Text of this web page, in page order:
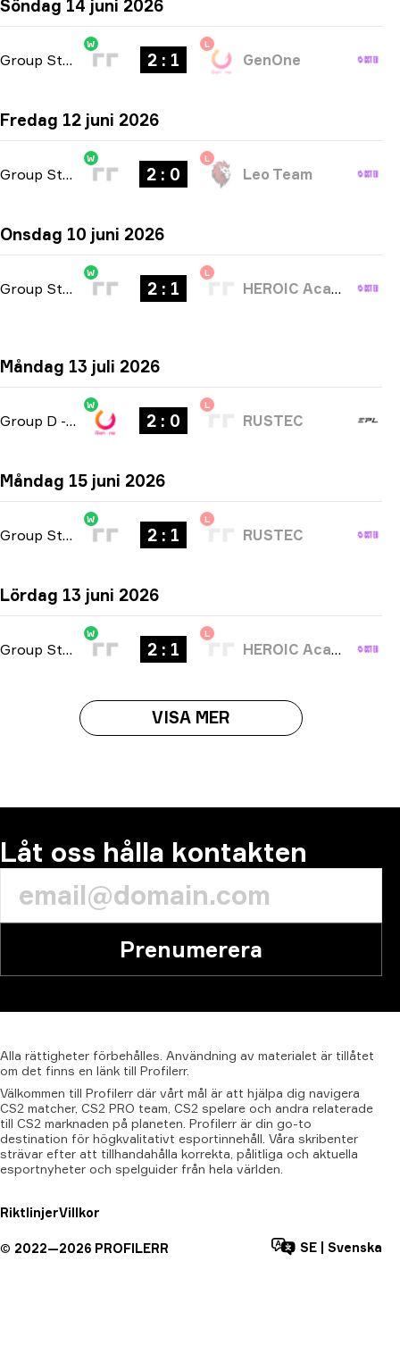
Söndag 14 juni 2026
Group Stage -bo3
W
2 : 1
L
GenOne
Fredag 12 juni 2026
Group Stage -bo3
W
2 : 0
L
Leo Team
Onsdag 10 juni 2026
Group Stage -bo3
W
2 : 1
L
HEROIC Academy
Måndag 13 juli 2026
Group D - bo3
W
2 : 0
L
RUSTEC
Måndag 15 juni 2026
Group Stage -bo3
W
2 : 1
L
RUSTEC
Lördag 13 juni 2026
Group Stage -bo3
W
2 : 1
L
HEROIC Academy
VISA MER
Låt oss hålla kontakten
Prenumerera
Alla rättigheter förbehålles. Användning av materialet är tillåtet
om det finns en länk till Profilerr.
Välkommen till Profilerr där vårt mål är att hjälpa dig navigera
CS2 matcher, CS2 PRO team, CS2 spelare och andra relaterade
till CS2 marknaden på planeten. Profilerr är din go-to
destination för högkvalitativt esportinnehåll. Våra skribenter
strävar efter att tillhandahålla korrekta, pålitliga och aktuella
esportnyheter och spelguider från hela världen.
RiktlinjerVillkor
© 2022—2026 PROFILERR SE Svenska